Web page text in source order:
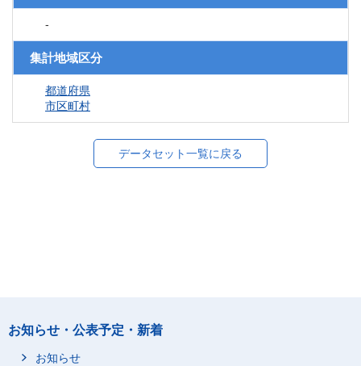
-
集計地域区分
都道府県
市区町村
データセット一覧に戻る
お知らせ・公表予定・新着
お知らせ